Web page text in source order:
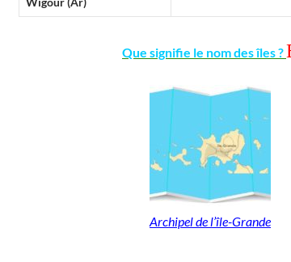
Que signifie le nom des îles ?
Archipel de l’île-Grande